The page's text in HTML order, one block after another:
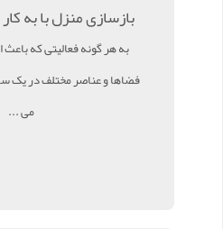
بازسازی منزل با به
به هر گونه فعالیتی که باعث
فضاها و عناصر مختلف در یک
می ...